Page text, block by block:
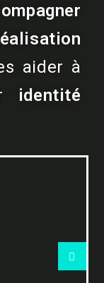
aider à
identité